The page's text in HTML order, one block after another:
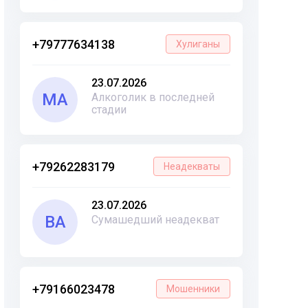
+79777634138 Хулиганы
МА
23.07.2026
Алкоголик в последней
стадии
+79262283179 Неадекваты
ВА
23.07.2026
Сумашедший неадекват
+79166023478 Мошенники